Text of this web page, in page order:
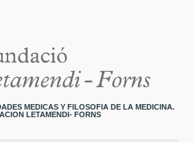
MEDICAS Y FILOSOFIA DE LA MEDICINA.
LETAMENDI- FORNS